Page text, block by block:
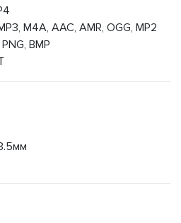
M4A, AAC, AMR, OGG, MP2
BMP